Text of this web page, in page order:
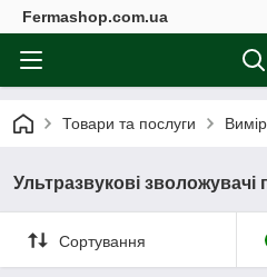
Fermashop.com.ua
Товари та послуги
Ультразвукові зволожувачі
Сортування